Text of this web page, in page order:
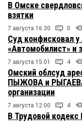
В Омске
взятки
7 августа 16:30 0
Суд конфисковал
«Автомобилист» и
7 августа 15:01 4
Омский облсуд
ПЫЖОВА и
организации
7 августа 12:00 4
В Трудовой